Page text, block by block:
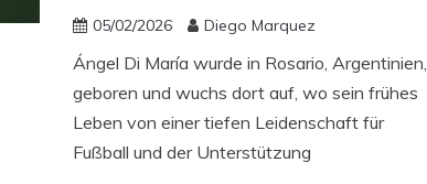
05/02/2026 Diego Marquez
Ángel Di María wurde in Rosario, Argentinien,
geboren und wuchs dort auf, wo sein frühes
Leben von einer tiefen Leidenschaft für
Fußball und der Unterstützung